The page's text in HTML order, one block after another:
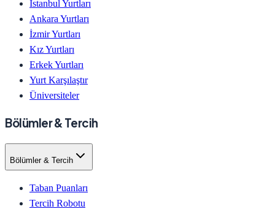
İstanbul Yurtları
Ankara Yurtları
İzmir Yurtları
Kız Yurtları
Erkek Yurtları
Yurt Karşılaştır
Üniversiteler
Bölümler & Tercih
Bölümler & Tercih
Taban Puanları
Tercih Robotu